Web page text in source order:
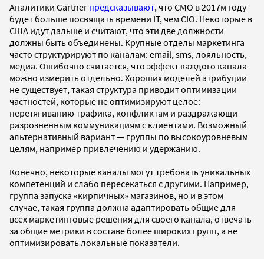
Аналитики Gartner предсказывают, что CMO в 2017м году
будет больше посвящать времени IT, чем CIO. Некоторые в
США идут дальше и считают, что эти две должности
должны быть объединены. Крупные отделы маркетинга
часто структурируют по каналам: email, sms, лояльность,
медиа. Ошибочно считается, что эффект каждого канала
можно измерить отдельно. Хороших моделей атрибуции
не существует, такая структура приводит оптимизации
частностей, которые не оптимизируют целое:
перетягиванию трафика, конфликтам и раздражающи
разрозненным коммуникациям с клиентами. Возможный
альтернативный вариант — группы по высокоуровневым
целям, например привлечению и удержанию.
Конечно, некоторые каналы могут требовать уникальных
компетенций и слабо пересекаться с другими. Например,
группа запуска «кирпичных» магазинов, но и в этом
случае, такая группа должна адаптировать общие для
всех маркетинговые решения для своего канала, отвечать
за общие метрики в составе более широких групп, а не
оптимизировать локальные показатели.